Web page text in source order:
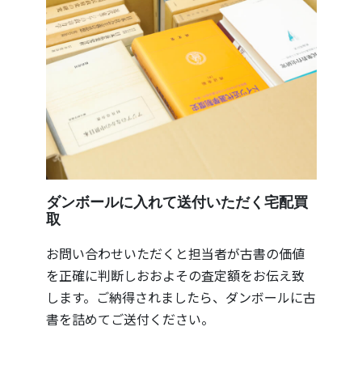
ダンボールに入れて送付いただく宅配買
取
お問い合わせいただくと担当者が古書の価値
を正確に判断しおおよその査定額をお伝え致
します。ご納得されましたら、ダンボールに古
書を詰めてご送付ください。